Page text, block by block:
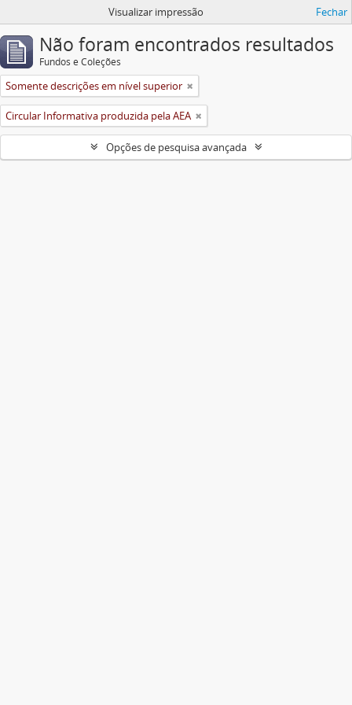
Visualizar impressão Fechar
Não foram encontrados resultados
Fundos e Coleções
Somente descrições em nível superior
Circular Informativa produzida pela AEA
Opções de pesquisa avançada